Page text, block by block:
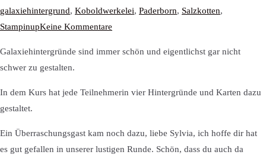
galaxiehintergrund, Koboldwerkelei, Paderborn, Salzkotten,
StampinupKeine Kommentare
Galaxiehintergründe sind immer schön und eigentlichst gar nicht
schwer zu gestalten.
In dem Kurs hat jede Teilnehmerin vier Hintergründe und Karten dazu
gestaltet.
Ein Überraschungsgast kam noch dazu, liebe Sylvia, ich hoffe dir hat
es gut gefallen in unserer lustigen Runde. Schön, dass du auch da